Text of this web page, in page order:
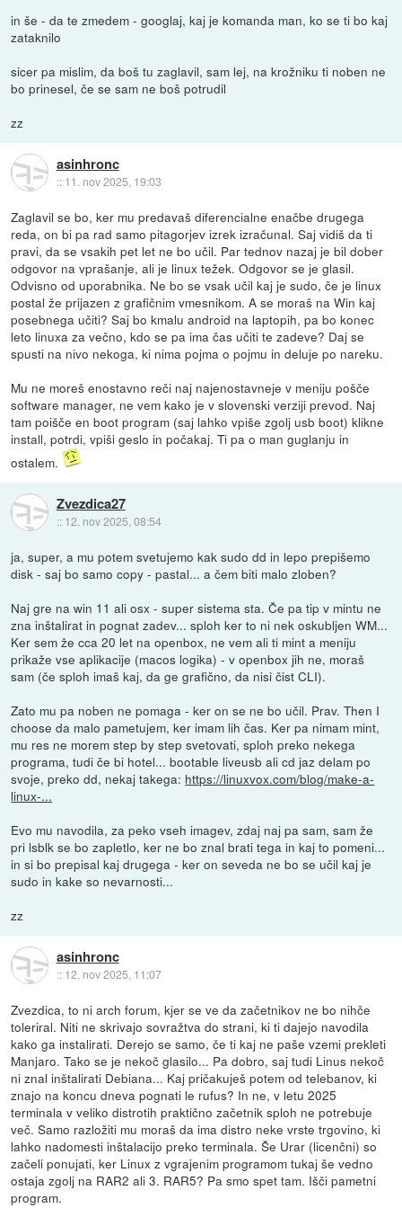
in še - da te zmedem - googlaj, kaj je komanda man, ko se ti bo kaj
zataknilo
sicer pa mislim, da boš tu zaglavil, sam lej, na krožniku ti noben ne
bo prinesel, če se sam ne boš potrudil
zz
asinhronc
:: 11. nov 2025, 19:03
Zaglavil se bo, ker mu predavaš diferencialne enačbe drugega
reda, on bi pa rad samo pitagorjev izrek izračunal. Saj vidiš da ti
pravi, da se vsakih pet let ne bo učil. Par tednov nazaj je bil dober
odgovor na vprašanje, ali je linux težek. Odgovor se je glasil.
Odvisno od uporabnika. Ne bo se vsak učil kaj je sudo, če je linux
postal že prijazen z grafičnim vmesnikom. A se moraš na Win kaj
posebnega učiti? Saj bo kmalu android na laptopih, pa bo konec
leto linuxa za večno, kdo se pa ima čas učiti te zadeve? Daj se
spusti na nivo nekoga, ki nima pojma o pojmu in deluje po nareku.
Mu ne moreš enostavno reči naj najenostavneje v meniju pošče
software manager, ne vem kako je v slovenski verziji prevod. Naj
tam poišče en boot program (saj lahko vpiše zgolj usb boot) klikne
install, potrdi, vpiši geslo in počakaj. Ti pa o man guglanju in
ostalem.
Zvezdica27
:: 12. nov 2025, 08:54
ja, super, a mu potem svetujemo kak sudo dd in lepo prepišemo
disk - saj bo samo copy - pastal... a čem biti malo zloben?
Naj gre na win 11 ali osx - super sistema sta. Če pa tip v mintu ne
zna inštalirat in pognat zadev... sploh ker to ni nek oskubljen WM...
Ker sem že cca 20 let na openbox, ne vem ali ti mint a meniju
prikaže vse aplikacije (macos logika) - v openbox jih ne, moraš
sam (če sploh imaš kaj, da ge grafično, da nisi čist CLI).
Zato mu pa noben ne pomaga - ker on se ne bo učil. Prav. Then I
choose da malo pametujem, ker imam lih čas. Ker pa nimam mint,
mu res ne morem step by step svetovati, sploh preko nekega
programa, tudi če bi hotel... bootable liveusb ali cd jaz delam po
svoje, preko dd, nekaj takega: https://linuxvox.com/blog/make-a-
linux-...
Evo mu navodila, za peko vseh imagev, zdaj naj pa sam, sam že
pri lsblk se bo zapletlo, ker ne bo znal brati tega in kaj to pomeni...
in si bo prepisal kaj drugega - ker on seveda ne bo se učil kaj je
sudo in kake so nevarnosti...
zz
asinhronc
:: 12. nov 2025, 11:07
Zvezdica, to ni arch forum, kjer se ve da začetnikov ne bo nihče
toleriral. Niti ne skrivajo sovražtva do strani, ki ti dajejo navodila
kako ga instalirati. Derejo se samo, če ti kaj ne paše vzemi prekleti
Manjaro. Tako se je nekoč glasilo... Pa dobro, saj tudi Linus nekoč
ni znal inštalirati Debiana... Kaj pričakuješ potem od telebanov, ki
znajo na koncu dneva pognati le rufus? In ne, v letu 2025
terminala v veliko distrotih praktično začetnik sploh ne potrebuje
več. Samo razložiti mu moraš da ima distro neke vrste trgovino, ki
lahko nadomesti inštalacijo preko terminala. Še Urar (licenčni) so
začeli ponujati, ker Linux z vgrajenim programom tukaj še vedno
ostaja zgolj na RAR2 ali 3. RAR5? Pa smo spet tam. Išči pametni
program.